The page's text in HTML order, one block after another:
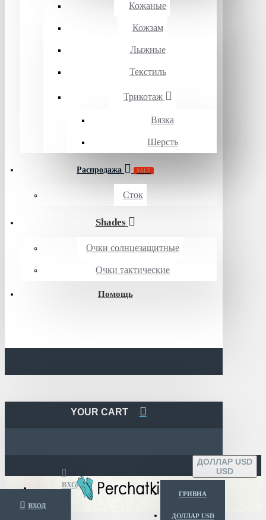
Кожаные
Кожзам
Лыжные
Текстиль
Трикотаж
Вязка
Шерсть
Распродажа SALE
Сток
Shades
Очки солнцезащитные
Очки тактические
Помощь
YOUR CART
ВХОД
ВХОД
ДОЛЛАР USD
USD
ГРИВНА
ДОЛЛАР USD